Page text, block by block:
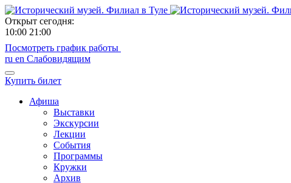
Открыт сегодня:
10:00 21:00
Посмотреть график работы
ru en Слабовидящим
Купить билет
Афиша
Выставки
Экскурсии
Лекции
События
Программы
Кружки
Архив